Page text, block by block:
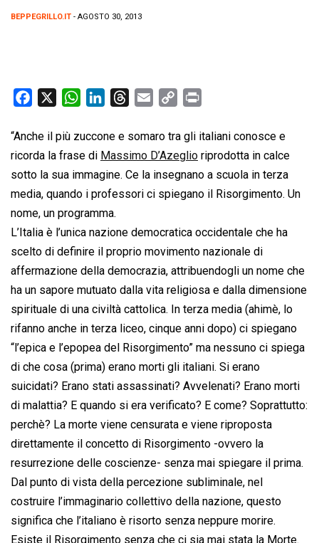
BEPPEGRILLO.IT - AGOSTO 30, 2013
c
e
b
o
o
k
W
a
t
s
A
p
p
n
k
e
d
I
n
r
e
a
d
a
i
l
p
y
L
i
k
i
n
t
“Anche il più zuccone e somaro tra gli italiani conosce e
ricorda la frase di Massimo D’Azeglio riprodotta in calce
sotto la sua immagine. Ce la insegnano a scuola in terza
media, quando i professori ci spiegano il Risorgimento. Un
nome, un programma.
L’Italia è l’unica nazione democratica occidentale che ha
scelto di definire il proprio movimento nazionale di
affermazione della democrazia, attribuendogli un nome che
ha un sapore mutuato dalla vita religiosa e dalla dimensione
spirituale di una civiltà cattolica. In terza media (ahimè, lo
rifanno anche in terza liceo, cinque anni dopo) ci spiegano
“l’epica e l’epopea del Risorgimento” ma nessuno ci spiega
di che cosa (prima) erano morti gli italiani. Si erano
suicidati? Erano stati assassinati? Avvelenati? Erano morti
di malattia? E quando si era verificato? E come? Soprattutto:
perchè? La morte viene censurata e viene riproposta
direttamente il concetto di Risorgimento -ovvero la
resurrezione delle coscienze- senza mai spiegare il prima.
Dal punto di vista della percezione subliminale, nel
costruire l’immaginario collettivo della nazione, questo
significa che l’italiano è risorto senza neppure morire.
Esiste il Risorgimento senza che ci sia mai stata la Morte.